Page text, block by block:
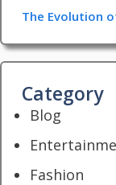
The Evolution
Category
Blog
Fashion